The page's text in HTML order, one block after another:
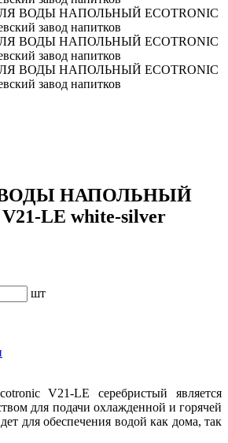
НАПОЛЬНЫЙ
LE white-silver
шт
V21-LE серебристый является
для подачи охлажденной и горячей
для обеспечения водой как дома, так